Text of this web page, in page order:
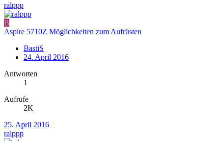
ralppp
B
Aspire 5710Z Möglichkeiten zum Aufrüsten
BastiS
24. April 2016
Antworten
1
Aufrufe
2K
25. April 2016
ralppp